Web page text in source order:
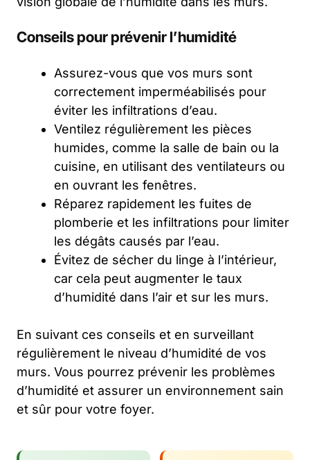
Conseils pour prévenir l’humidité
Assurez-vous que vos murs sont
correctement imperméabilisés pour
éviter les infiltrations d’eau.
Ventilez régulièrement les pièces
humides, comme la salle de bain ou la
cuisine, en utilisant des ventilateurs ou
en ouvrant les fenêtres.
Réparez rapidement les fuites de
plomberie et les infiltrations pour limiter
les dégâts causés par l’eau.
Évitez de sécher du linge à l’intérieur,
car cela peut augmenter le taux
d’humidité dans l’air et sur les murs.
En suivant ces conseils et en surveillant
régulièrement le niveau d’humidité de vos
murs. Vous pourrez prévenir les problèmes
d’humidité et assurer un environnement sain
et sûr pour votre foyer.